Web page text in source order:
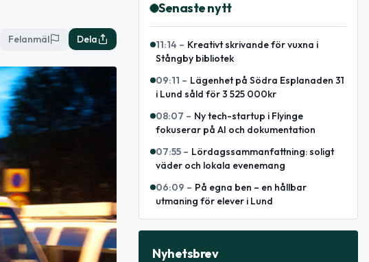
Felanmäl Dela
Senaste nytt
11:14 – Kreativt skrivande för vuxna i
Stångby bibliotek
09:11 – Lägenhet på Södra Esplanaden 31
i Lund såld för 3 525 000kr
08:07 – Ny tech-startup i Flyinge
fokuserar på AI och dokumentation
07:55 – Lördagssammanfattning: soligt
väder och lokala evenemang
06:09 – På egna ben – en hållbar
utmaning för elever i Lund
Nyhetsbrev